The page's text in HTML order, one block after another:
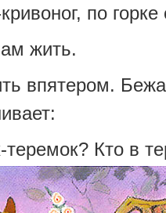
по горке
жить.
впятером.
Кто в